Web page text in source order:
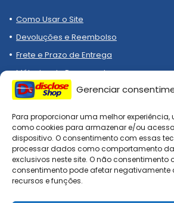
Gerenciar
Para proporcionar uma melhor
como cookies para armazenar e/ou
dispositivo. O consentimento com essas
processar dados como comportamento
exclusivos neste site. O não
consentimento pode afetar negativamente
recursos e funções.
Como Usar o Site
Devoluções e Reembolso
Frete e Prazo de Entrega
Métodos de Pagamento
Compre melhor, compra
segura!